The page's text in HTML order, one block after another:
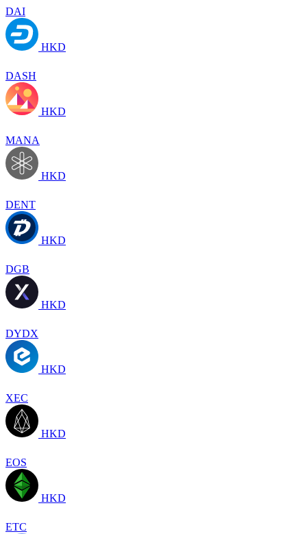
DAI
HKD
DASH
HKD
MANA
HKD
DENT
HKD
DGB
HKD
DYDX
HKD
XEC
HKD
EOS
HKD
ETC